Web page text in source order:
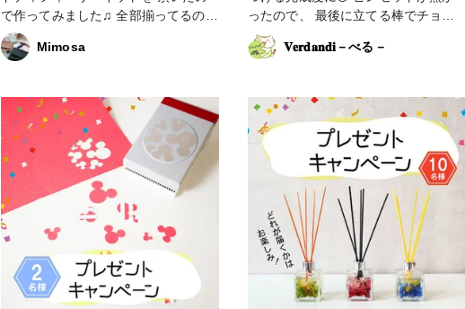
で作ってみました♫ 全部揃ってるので
5分もかからず こんな素敵なものが作
れるなんて😍 サクラの香りはほんの
ー応募に当選させてただき ありがと
うございました！！ #どこでもホビー
ショー #ハンドメイド応援企画 #リー
ドディフィーザー #その他のハンドメ
イド
Mimosa
ったので、 最後に立てる棒でチョイ
チョイやりました‪ ✌︎('ω')✌︎ 小さく切
ったからお花がゆらゆら揺れて、 桜
オイルを入れるときは慎重になりすぎ
ると 外側にも伝ってきてしまうの
で、 ある程度の思い切りは必要で
す。グイッと！ #はじめての投稿 #ど
こでもホビーショー #ハンドメイド応
援企画 #ホビーショー残念企画 #アレ
ンジメント #インテリア #簡単
𝐕𝐞𝐫𝐝𝐚𝐧𝐝𝐢－べる－